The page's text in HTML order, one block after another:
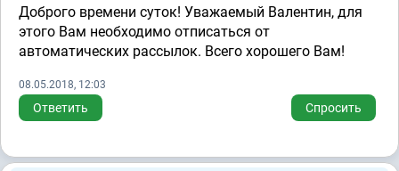
Доброго времени суток! Уважаемый Валентин, для
этого Вам необходимо отписаться от
автоматических рассылок. Всего хорошего Вам!
08.05.2018, 12:03
Ответить Спросить